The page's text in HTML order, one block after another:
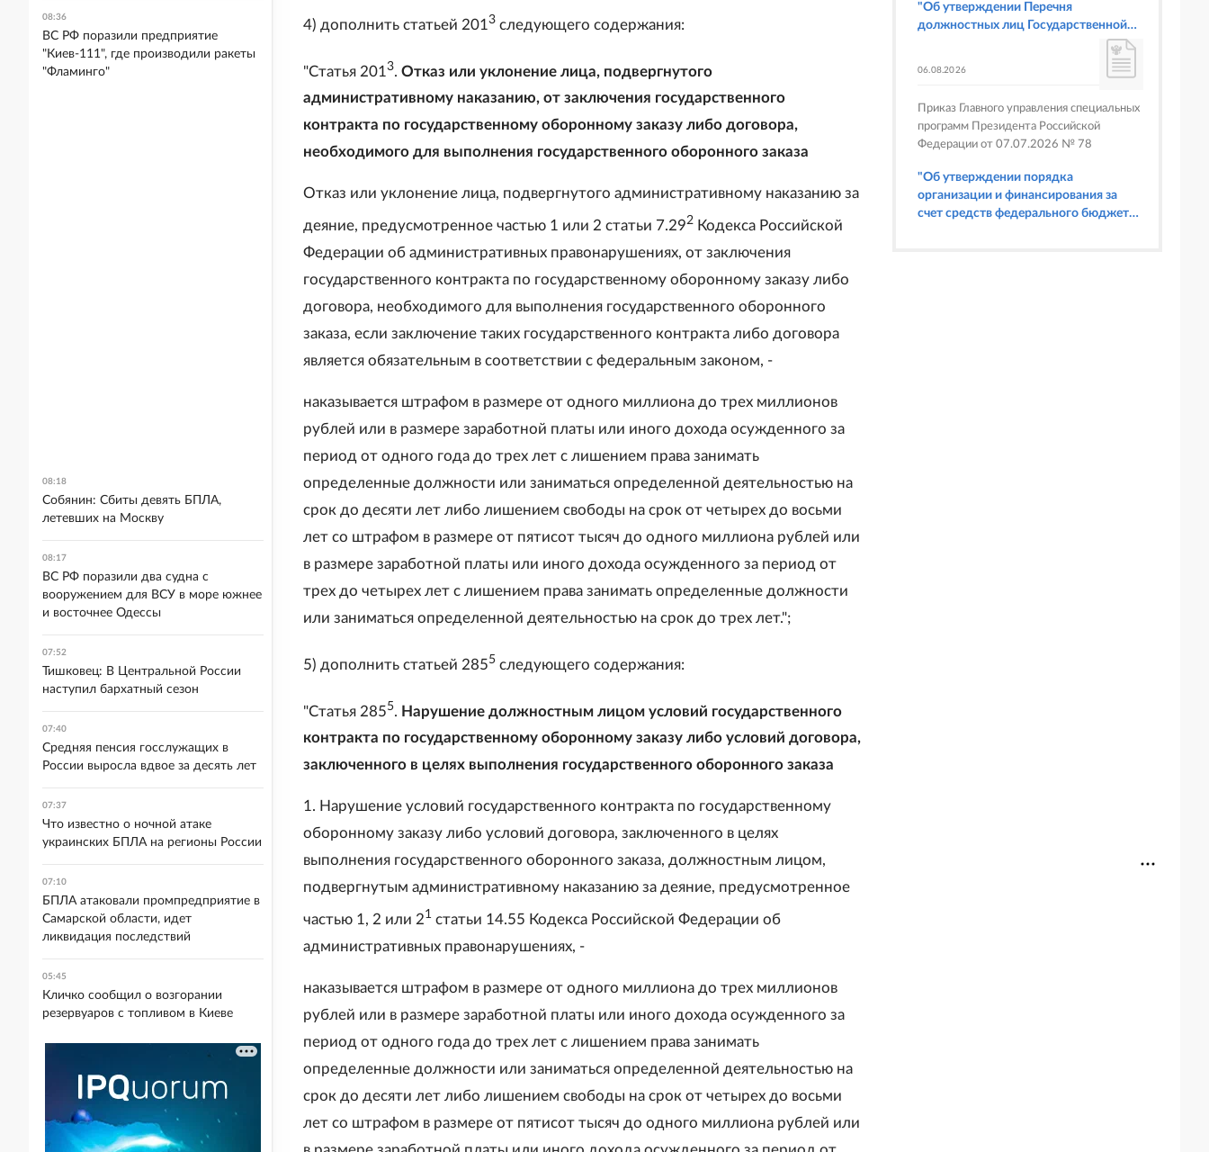
4) дополнить статьей 2013 следующего содержания:
"Статья 201 3 Отказ или уклонение лица, подвергнутого
административному наказанию, от заключения государственного
контракта по государственному оборонному заказу либо договора,
необходимого для выполнения государственного оборонного заказа
Отказ или уклонение лица, подвергнутого административному наказанию за
деяние, предусмотренное частью 1 или 2 статьи 7.292 Кодекса Российской
Федерации об административных правонарушениях, от заключения
государственного контракта по государственному оборонному заказу либо
договора, необходимого для выполнения государственного оборонного
заказа, если заключение таких государственного контракта либо договора
является обязательным в соответствии с федеральным законом, -
наказывается штрафом в размере от одного миллиона до трех миллионов
рублей или в размере заработной платы или иного дохода осужденного за
период от одного года до трех лет с лишением права занимать
определенные должности или заниматься определенной деятельностью на
срок до десяти лет либо лишением свободы на срок от четырех до восьми
лет со штрафом в размере от пятисот тысяч до одного миллиона рублей или
в размере заработной платы или иного дохода осужденного за период от
трех до четырех лет с лишением права занимать определенные должности
или заниматься определенной деятельностью на срок до трех лет.";
5) дополнить статьей 2855 следующего содержания:
"Статья 2855
Нарушение должностным лицом условий государственного
контракта по государственному оборонному заказу либо условий договора,
заключенного в целях выполнения государственного оборонного заказа
1. Нарушение условий государственного контракта по государственному
оборонному заказу либо условий договора, заключенного в целях
выполнения государственного оборонного заказа, должностным лицом,
подвергнутым административному наказанию за деяние, предусмотренное
частью 1, 2 или 21 статьи 14.55 Кодекса Российской Федерации об
административных правонарушениях, -
наказывается штрафом в размере от одного миллиона до трех миллионов
рублей или в размере заработной платы или иного дохода осужденного за
период от одного года до трех лет с лишением права занимать
определенные должности или заниматься определенной деятельностью на
срок до десяти лет либо лишением свободы на срок от четырех до восьми
лет со штрафом в размере от пятисот тысяч до одного миллиона рублей или
"Об утверждении Перечня
должностных лиц Государственной
корпорации по атомной энергии
предусмотренных статьями 6.3, 8.1,
9.4, 9.5 и 9.5.1, частью 3 статьи 9.16,
статьей 14.44, частью 1 статьи 19.4,
статьей 19.4.1, частями 6 и 15 статьи
19.5, статьями 19.6 и 19.7, частью 1
статьи 19.26, статьей 19.33, частями 1,
2, 2.1, 6 и 6.1 статьи 20.4 Кодекса
06.08.2026
Приказ Главного управления специальных
программ Президента Российской
Федерации от 07.07.2026 № 78
"Об утверждении порядка
организации и финансирования за
счет средств федерального бюджета
08:36
ВС РФ поразили предприятие
"Киев-111", где производили ракеты
"Фламинго"
08:18
Собянин: Сбиты девять БПЛА,
летевших на Москву
08:17
ВС РФ поразили два судна с
вооружением для ВСУ в море южнее
и восточнее Одессы
07:52
Тишковец: В Центральной России
наступил бархатный сезон
07:40
Средняя пенсия госслужащих в
России выросла вдвое за десять лет
07:37
Что известно о ночной атаке
украинских БПЛА на регионы России
07:10
БПЛА атаковали промпредприятие в
Самарской области, идет
ликвидация последствий
05:45
Кличко сообщил о возгорании
резервуаров с топливом в Киеве